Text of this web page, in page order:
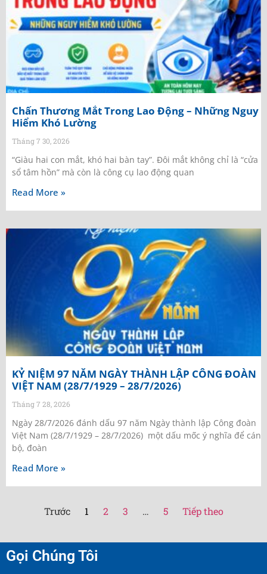
Chấn Thương Mắt Trong Lao Động – Những Nguy
Hiểm Khó Lường
Tháng 7 30, 2026
“Giàu hai con mắt, khó hai bàn tay”. Đôi mắt không chỉ là “cửa
sổ tâm hồn” mà còn là công cụ lao động quan
Read More »
KỶ NIỆM 97 NĂM NGÀY THÀNH LẬP CÔNG ĐOÀN
VIỆT NAM (28/7/1929 – 28/7/2026)
Tháng 7 28, 2026
Ngày 28/7/2026 đánh dấu 97 năm Ngày thành lập Công đoàn
Việt Nam (28/7/1929 – 28/7/2026) một dấu mốc ý nghĩa để cán
bộ, đoàn
Read More »
Trước 1 2 3 … 5 Tiếp theo
Gọi Chúng Tôi